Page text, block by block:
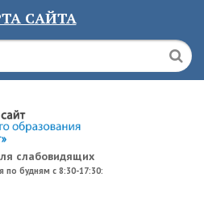
САЙТА
слабовидящих
по будням с 8:30-17:30: